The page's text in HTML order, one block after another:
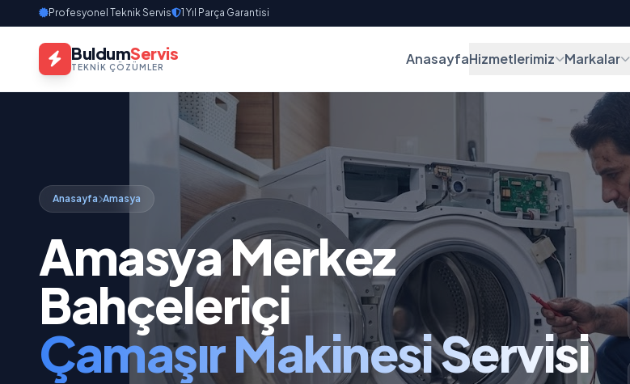
Profesyonel Teknik Servis 1 Yıl Parça Garantisi
BuldumServis
TEKNIK ÇÖZÜMLER AnasayfaHizmetlerimiz Markalar
Anasayfa Amasya
Amasya Merkez
Bahçeleriçi
Çamaşır Makinesi Servisi